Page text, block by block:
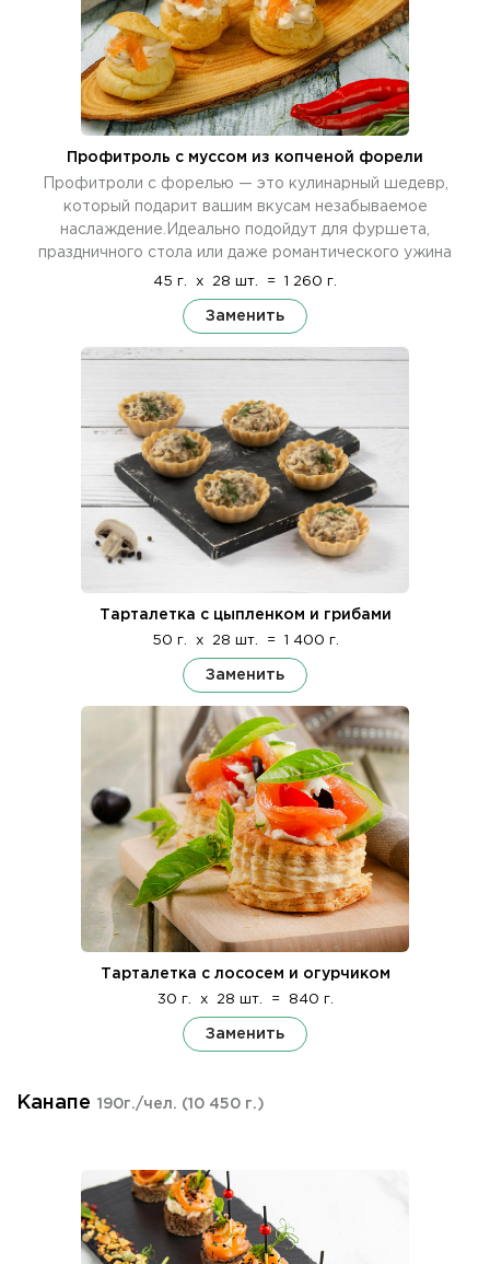
Профитроль c муссом из копченой форели
Профитроли с форелью — это кулинарный шедевр,
который подарит вашим вкусам незабываемое
наслаждение.Идеально подойдут для фуршета,
праздничного стола или даже романтического ужина
45 г. x 28 шт. = 1 260 г.
Заменить
Тарталетка с цыпленком и грибами
50 г. x 28 шт. = 1 400 г.
Заменить
Тарталетка с лососем и огурчиком
30 г. x 28 шт. = 840 г.
Заменить
Канапе 190г./чел. (10 450 г.)